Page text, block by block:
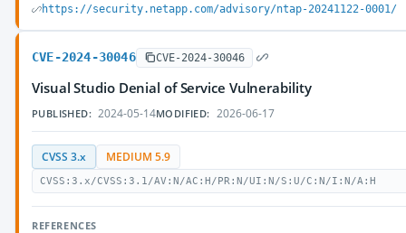
https://security.netapp.com/advisory/ntap-20241122-0001/
CVE-2024-30046 CVE-2024-30046
Visual Studio Denial of Service Vulnerability
PUBLISHED: 2024-05-14MODIFIED: 2026-06-17
CVSS 3.x MEDIUM 5.9
CVSS:3.x/CVSS:3.1/AV:N/AC:H/PR:N/UI:N/S:U/C:N/I:N/A:H
REFERENCES